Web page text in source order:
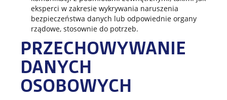
eksperci w zakresie wykrywania naruszenia
bezpieczeństwa danych lub odpowiednie organy
rządowe, stosownie do potrzeb.
PRZECHOWYWANIE
DANYCH
OSOBOWYCH